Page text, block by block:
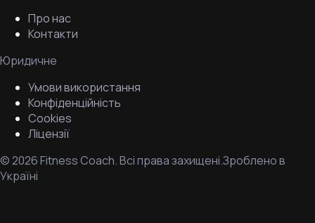
Про нас
Контакти
Юридичне
Умови використання
Конфіденційність
Cookies
Ліцензії
©2026Fitness Coach.Всі права захищені.Зроблено в
Україні